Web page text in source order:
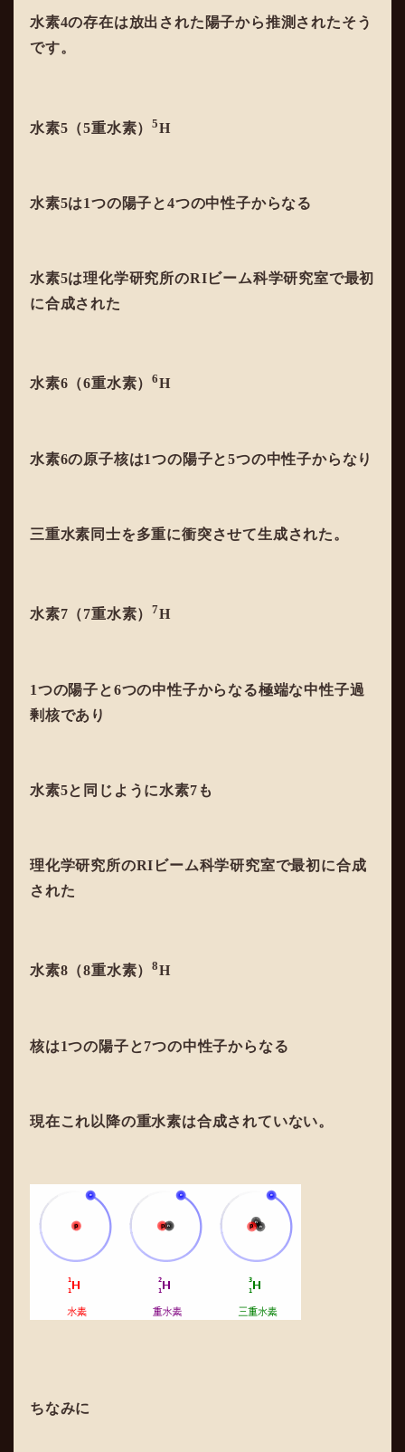
水素4の存在は放出された陽子から推測されたそう
です。
水素5（5重水素）5H
水素5は1つの陽子と4つの中性子からなる
水素5は理化学研究所のRIビーム科学研究室で最初
に合成された
水素6（6重水素）6H
水素6の原子核は1つの陽子と5つの中性子からなり
三重水素同士を多重に衝突させて生成された。
水素7（7重水素） 7H
1つの陽子と6つの中性子からなる極端な中性子過
剰核であり
水素5と同じように水素7も
理化学研究所のRIビーム科学研究室で最初に合成
された
水素8（8重水素）8H
核は1つの陽子と7つの中性子からなる
現在これ以降の重水素は合成されていない。
ちなみに